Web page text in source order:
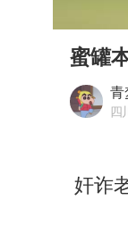
蜜罐
青
四
奸诈